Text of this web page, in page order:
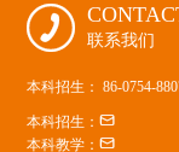
 联系我们
本科招生： 86-0754-
本科招生：
本科教学：